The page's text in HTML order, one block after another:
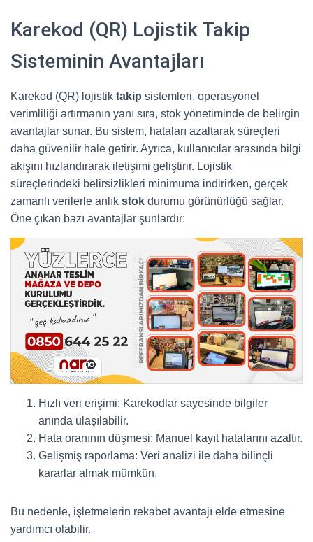
Karekod (QR) Lojistik Takip
Sisteminin Avantajları
Karekod (QR) lojistik takip sistemleri, operasyonel
verimliliği artırmanın yanı sıra, stok yönetiminde de belirgin
avantajlar sunar. Bu sistem, hataları azaltarak süreçleri
daha güvenilir hale getirir. Ayrıca, kullanıcılar arasında bilgi
akışını hızlandırarak iletişimi geliştirir. Lojistik
süreçlerindeki belirsizlikleri minimuma indirirken, gerçek
zamanlı verilerle anlık stok durumu görünürlüğü sağlar.
Öne çıkan bazı avantajlar şunlardır:
Hızlı veri erişimi: Karekodlar sayesinde bilgiler
anında ulaşılabilir.
Hata oranının düşmesi: Manuel kayıt hatalarını azaltır.
Gelişmiş raporlama: Veri analizi ile daha bilinçli
kararlar almak mümkün.
Bu nedenle, işletmelerin rekabet avantajı elde etmesine
yardımcı olabilir.